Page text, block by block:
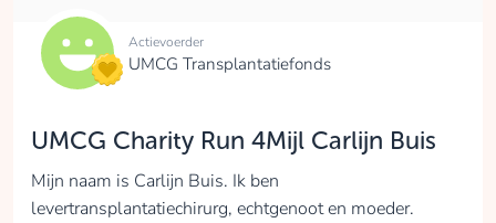
Actievoerder
UMCG Transplantatiefonds
UMCG Charity Run 4Mijl Carlijn Buis
Mijn naam is Carlijn Buis. Ik ben
levertransplantatiechirurg, echtgenoot en moeder.